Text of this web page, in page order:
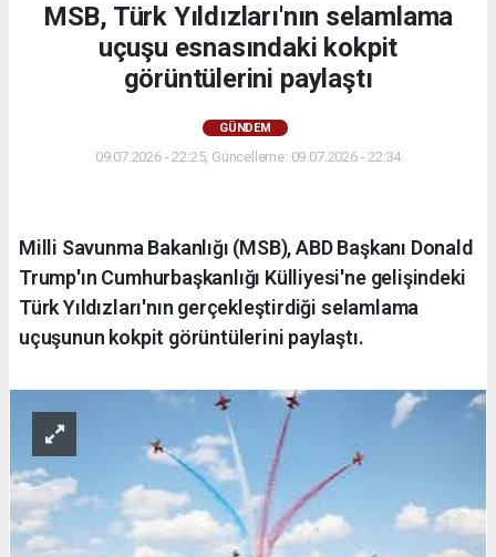
MSB, Türk Yıldızları'nın selamlama
uçuşu esnasındaki kokpit
görüntülerini paylaştı
GÜNDEM
09.07.2026 - 22:25, Güncelleme: 09.07.2026 - 22:34
Milli Savunma Bakanlığı (MSB), ABD Başkanı Donald
Trump'ın Cumhurbaşkanlığı Külliyesi'ne gelişindeki
Türk Yıldızları'nın gerçekleştirdiği selamlama
uçuşunun kokpit görüntülerini paylaştı.